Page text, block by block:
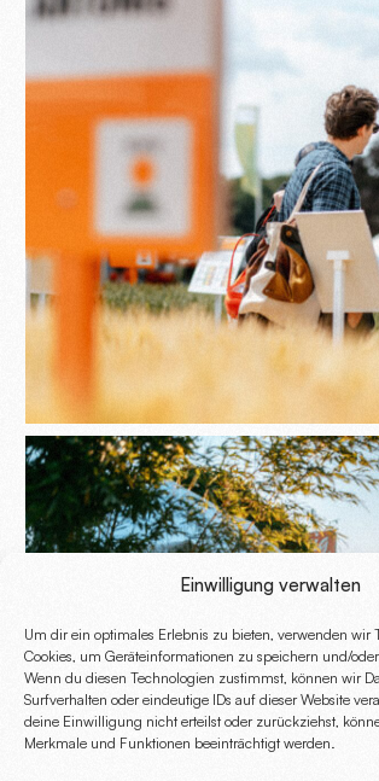
Einwilligung verwalten
Um dir ein optimales Erlebnis zu bieten, verwenden wir
Cookies, um Geräteinformationen zu speichern und/
Wenn du diesen Technologien zustimmst, können wir
Surfverhalten oder eindeutige IDs auf dieser Website
deine Einwilligung nicht erteilst oder zurückziehst,
Merkmale und Funktionen beeinträchtigt werden.